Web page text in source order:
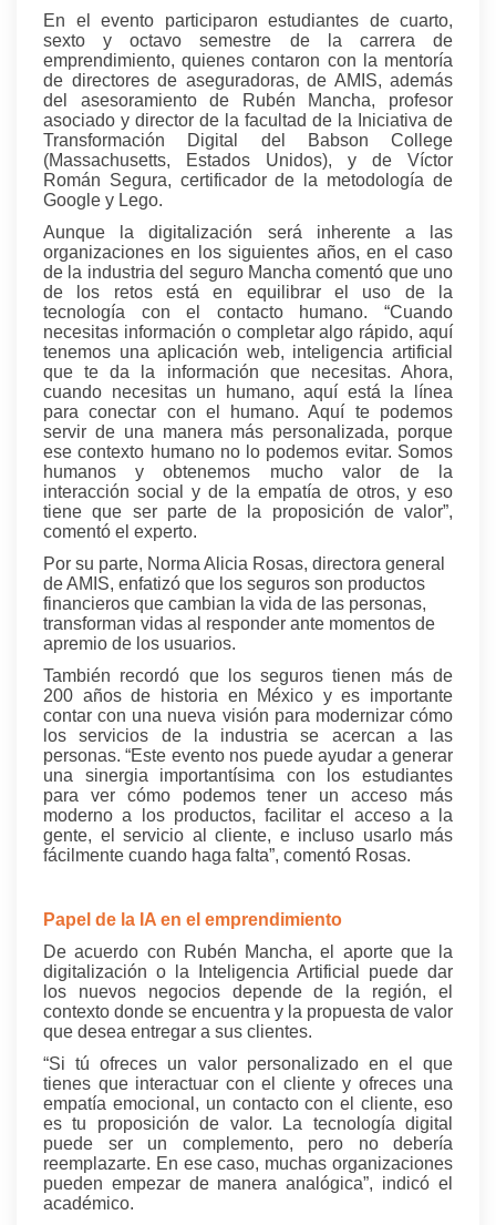
En el evento participaron estudiantes de cuarto,
sexto y octavo semestre de la carrera de
emprendimiento, quienes contaron con la mentoría
de directores de aseguradoras, de AMIS, además
del asesoramiento de Rubén Mancha, profesor
asociado y director de la facultad de la Iniciativa de
Transformación Digital del Babson College
(Massachusetts, Estados Unidos), y de Víctor
Román Segura, certificador de la metodología de
Google y Lego.
Aunque la digitalización será inherente a las
organizaciones en los siguientes años, en el caso
de la industria del seguro Mancha comentó que uno
de los retos está en equilibrar el uso de la
tecnología con el contacto humano. “Cuando
necesitas información o completar algo rápido, aquí
tenemos una aplicación web, inteligencia artificial
que te da la información que necesitas. Ahora,
cuando necesitas un humano, aquí está la línea
para conectar con el humano. Aquí te podemos
servir de una manera más personalizada, porque
ese contexto humano no lo podemos evitar. Somos
humanos y obtenemos mucho valor de la
interacción social y de la empatía de otros, y eso
tiene que ser parte de la proposición de valor”,
comentó el experto.
Por su parte, Norma Alicia Rosas, directora general
de AMIS, enfatizó que los seguros son productos
financieros que cambian la vida de las personas,
transforman vidas al responder ante momentos de
apremio de los usuarios.
También recordó que los seguros tienen más de
200 años de historia en México y es importante
contar con una nueva visión para modernizar cómo
los servicios de la industria se acercan a las
personas. “Este evento nos puede ayudar a generar
una sinergia importantísima con los estudiantes
para ver cómo podemos tener un acceso más
moderno a los productos, facilitar el acceso a la
gente, el servicio al cliente, e incluso usarlo más
fácilmente cuando haga falta”, comentó Rosas.
Papel de la IA en el emprendimiento
De acuerdo con Rubén Mancha, el aporte que la
digitalización o la Inteligencia Artificial puede dar
los nuevos negocios depende de la región, el
contexto donde se encuentra y la propuesta de valor
que desea entregar a sus clientes.
“Si tú ofreces un valor personalizado en el que
tienes que interactuar con el cliente y ofreces una
empatía emocional, un contacto con el cliente, eso
es tu proposición de valor. La tecnología digital
puede ser un complemento, pero no debería
reemplazarte. En ese caso, muchas organizaciones
pueden empezar de manera analógica”, indicó el
académico.